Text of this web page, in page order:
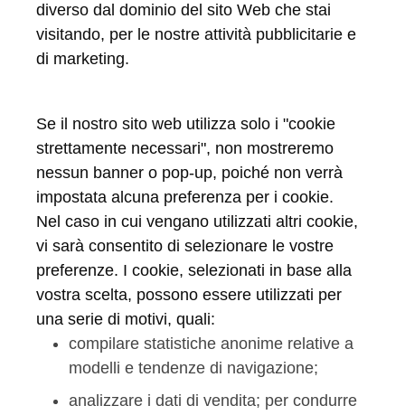
diverso dal dominio del sito Web che stai
visitando, per le nostre attività pubblicitarie e
di marketing.
Se il nostro sito web utilizza solo i "cookie
strettamente necessari", non mostreremo
nessun banner o pop-up, poiché non verrà
impostata alcuna preferenza per i cookie.
Nel caso in cui vengano utilizzati altri cookie,
vi sarà consentito di selezionare le vostre
preferenze. I cookie, selezionati in base alla
vostra scelta, possono essere utilizzati per
una serie di motivi, quali:
compilare statistiche anonime relative a
modelli e tendenze di navigazione;
analizzare i dati di vendita; per condurre